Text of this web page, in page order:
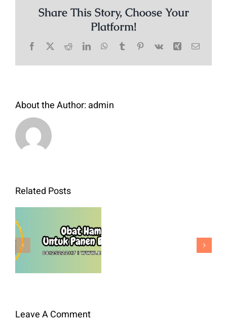
Share This Story, Choose Your
Platform!
Facebook
X RedditLinkedInWhatsApp
TumblrPinterest
Vk Xing Email
About the Author:admin
Related Posts
Obat Hama
Padi Untuk
Panen
Berkualitas
Leave A Comment